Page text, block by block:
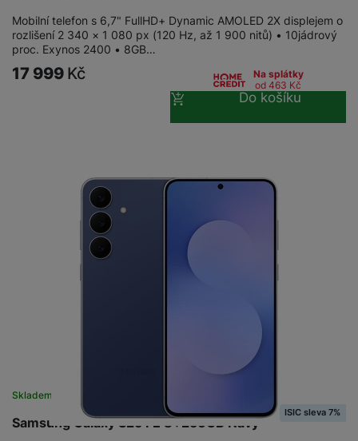
Mobilní telefon s 6,7" FullHD+ Dynamic AMOLED 2X displejem o
rozlišení 2 340 × 1 080 px (120 Hz, až 1 900 nitů) • 10jádrový
proc. Exynos 2400 • 8GB…
17 999 Kč
Na splátky
od 463 Kč
Do košíku
Samsung Galaxy S25 FE 8+256GB Navy
Skladem
ISIC sleva 7%